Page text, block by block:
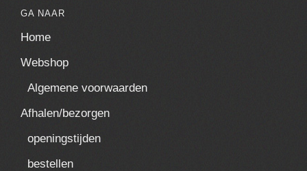
GA NAAR
Home
Webshop
Algemene voorwaarden
Afhalen/bezorgen
openingstijden
bestellen